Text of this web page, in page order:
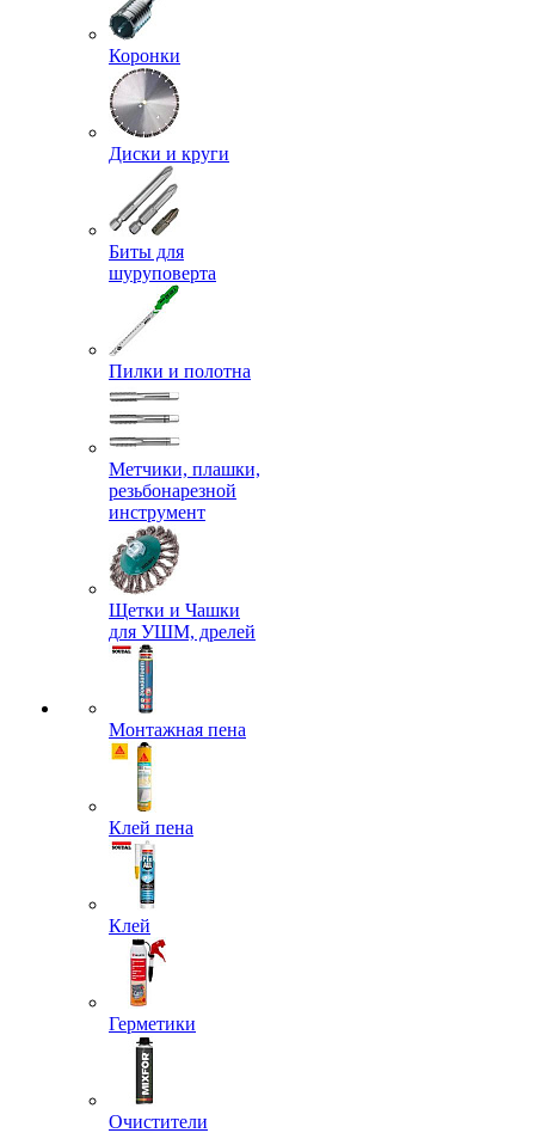
Коронки
Диски и круги
Биты для
шуруповерта
Пилки и полотна
Метчики, плашки,
резьбонарезной
инструмент
Щетки и Чашки
для УШМ, дрелей
Монтажная пена
Клей пена
Клей
Герметики
Очистители